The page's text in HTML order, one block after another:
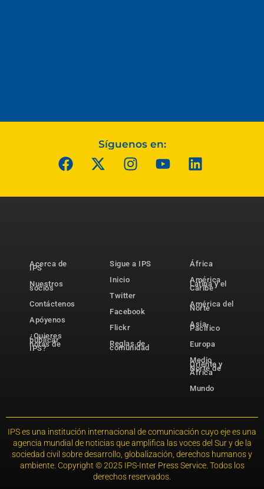
Síguenos en:
Acerca de
IPS
Nuestros
socios
Contáctenos
Apóyenos
¿Quieres
publicar
notas de
IPS?
Sigue a IPS
Inicio
Twitter
Facebook
Flickr
Reglas de
comunidad
África
América
Latina y el
Caribe
América del
Norte
Asia-
Pacífico
Europa
Medio
Oriente y
Norte de
África
Mundo
IPS es una institución internacional de comunicación cuyo eje es una
agencia mundial de noticias que amplifica las voces del Sur y de la
sociedad civil sobre desarrollo, globalización, derechos humanos y
ambiente. Copyright © 2025 IPS-Inter Press Service. Todos los
derechos reservados.